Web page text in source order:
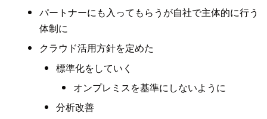
パートナーにも入ってもらうが自社で主体的に行う
体制に
クラウド活用方針を定めた
標準化をしていく
オンプレミスを基準にしないように
分析改善